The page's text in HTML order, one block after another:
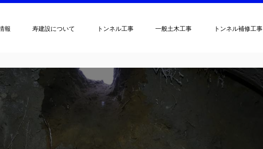
報 寿建設について トンネル工事 一般土木工事 トンネル補修工事